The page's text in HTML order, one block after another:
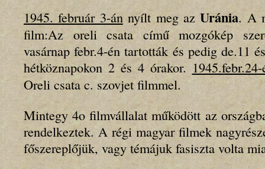
1945. február 3-ánnyílt meg azUránia. A
film:Az oreli csata című mozgókép
vasárnap febr.4-én tartották és pedig de.11
hétköznapokon 2 és 4 órakor. 1945.febr.24-
Oreli csata c. szovjet filmmel.
Mintegy 4o filmvállalat működött az
rendelkeztek. A régi magyar filmek
főszereplőjük, vagy témájuk fasiszta volta